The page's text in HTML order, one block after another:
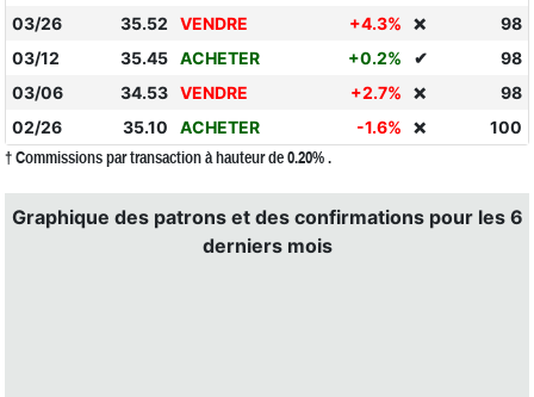
03/26
35.52 VENDRE +4.3% ❌
98
03/12
35.45 ACHETER +0.2% ✔
98
03/06
34.53 VENDRE +2.7% ❌
98
02/26
35.10 ACHETER -1.6% ❌ 100
† Commissions par transaction à hauteur de 0.20% .
Graphique des patrons et des confirmations pour les 6
derniers mois